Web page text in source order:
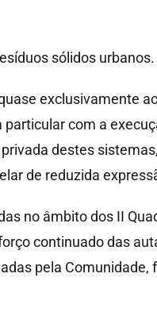
sólidos urbanos.
exclusivamente
com a
destes
de reduzida
no âmbito dos II
continuado das
pela